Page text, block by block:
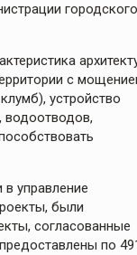
городского
с
устройство
водоотводов,
управление
были
согласованные
по